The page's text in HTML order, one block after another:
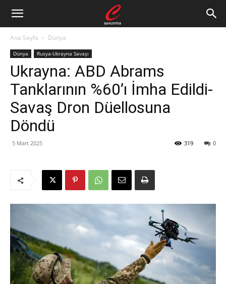
Ana Sayfa Dünya
Dünya Rusya-Ukrayna Savaşı
Ukrayna: ABD Abrams
Tanklarının %60’ı İmha Edildi-
Savaş Dron Düellosuna
Döndü
5 Mart 2025 0
319